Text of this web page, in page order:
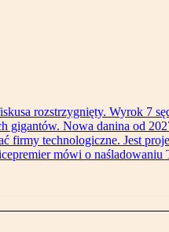
rozstrzygnięty. Wyrok 7
gigantów. Nowa danina od
firmy technologiczne. Jest
mówi o naśladowaniu